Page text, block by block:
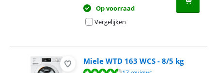
Op voorraad
Vergelijken
Miele WTD 163 WCS - 8/5 kg